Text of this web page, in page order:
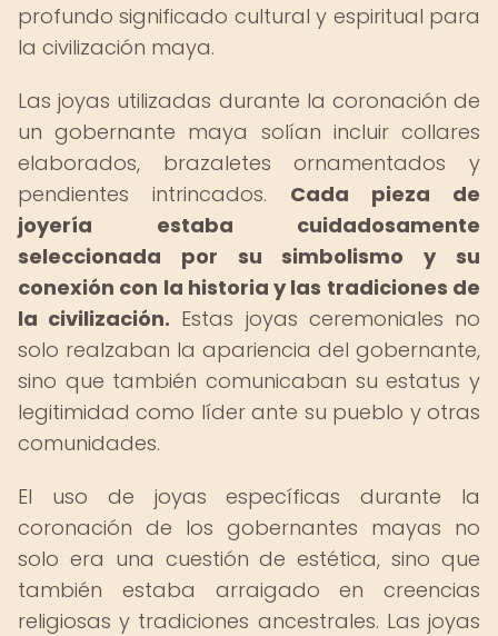
profundo significado cultural y espiritual para
la civilización maya.
Las joyas utilizadas durante la coronación de
un gobernante maya solían incluir collares
elaborados, brazaletes ornamentados y
pendientes intrincados. Cada pieza de
joyería estaba cuidadosamente
seleccionada por su simbolismo y su
conexión con la historia y las tradiciones de
la civilización. Estas joyas ceremoniales no
solo realzaban la apariencia del gobernante,
sino que también comunicaban su estatus y
legitimidad como líder ante su pueblo y otras
comunidades.
El uso de joyas específicas durante la
coronación de los gobernantes mayas no
solo era una cuestión de estética, sino que
también estaba arraigado en creencias
religiosas y tradiciones ancestrales. Las joyas